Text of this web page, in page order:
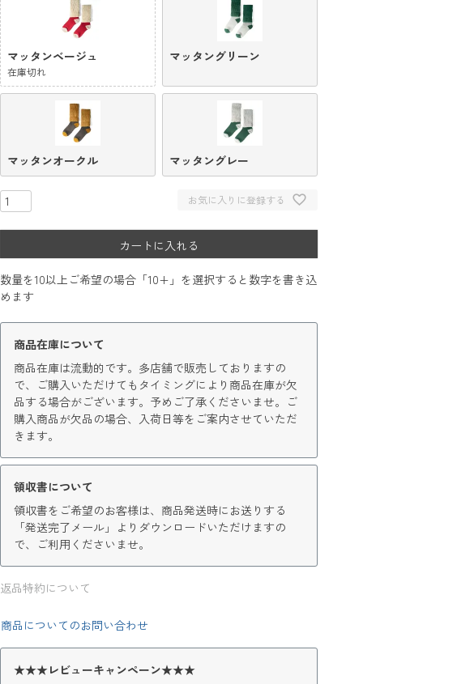
マッタンベージュ
在庫切れ
マッタングリーン
マッタンオークル マッタングレー
お気に入りに登録する
カートに入れる
数量を10以上ご希望の場合「10+」を選択すると数字を書き込
めます
商品在庫について
商品在庫は流動的です。多店舗で販売しておりますの
で、ご購入いただけてもタイミングにより商品在庫が欠
品する場合がございます。予めご了承くださいませ。ご
購入商品が欠品の場合、入荷日等をご案内させていただ
きます。
領収書について
領収書をご希望のお客様は、商品発送時にお送りする
「発送完了メール」よりダウンロードいただけますの
で、ご利用くださいませ。
返品特約について
商品についてのお問い合わせ
★★★レビューキャンペーン★★★